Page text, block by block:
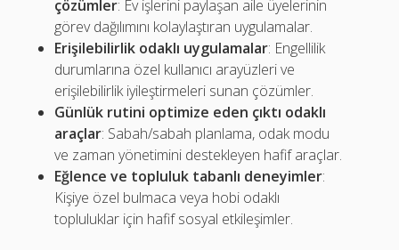
çözümler: Ev işlerini paylaşan aile üyelerinin
görev dağılımını kolaylaştıran uygulamalar.
Erişilebilirlik odaklı uygulamalar: Engellilik
durumlarına özel kullanıcı arayüzleri ve
erişilebilirlik iyileştirmeleri sunan çözümler.
Günlük rutini optimize eden çıktı odaklı
araçlar: Sabah/sabah planlama, odak modu
ve zaman yönetimini destekleyen hafif araçlar.
Eğlence ve topluluk tabanlı deneyimler:
Kişiye özel bulmaca veya hobi odaklı
topluluklar için hafif sosyal etkileşimler.